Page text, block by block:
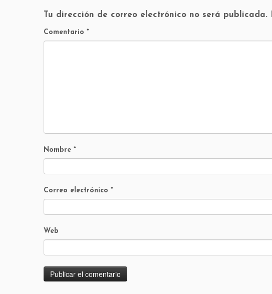
Tu dirección de correo electrónico no será publicada.
Comentario *
Nombre *
Correo electrónico *
Web